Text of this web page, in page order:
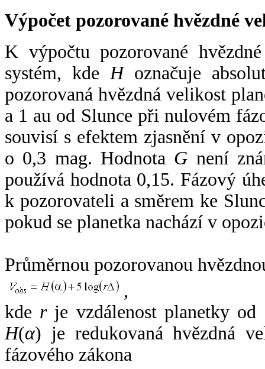
Výpočet pozorované hvězdné
K výpočtu pozorované
systém, kde Hoznačuje
pozorovaná hvězdná velikost
a 1 au od Slunce při nulovém
souvisí s efektem zjasnění v
o 0,3 mag. Hodnota G není
používá hodnota 0,15. Fázový
k pozorovateli a směrem ke
pokud se planetka nachází v
Průměrnou pozorovanou
,
kde rje vzdálenost planetky od
H(α) je redukovaná hvězdná
fázového zákona